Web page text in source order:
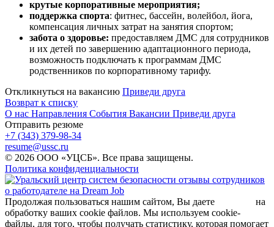
крутые корпоративные мероприятия;
поддержка спорта: фитнес, бассейн, волейбол, йога,
компенсация личных затрат на занятия спортом;
забота о здоровье: предоставляем ДМС для сотрудников
и их детей по завершению адаптационного периода,
возможность подключать к программам ДМС
родственников по корпоративному тарифу.
Откликнуться на вакансию Приведи друга
Возврат к списку
О нас Направления События Вакансии Приведи друга
Отправить резюме
+7 (343) 379-98-34
resume@ussc.ru
© 2026 ООО «УЦСБ». Все права защищены.
Политика конфиденциальности
Продолжая пользоваться нашим сайтом, Вы даете
на
обработку ваших cookie файлов. Мы используем cookie-
файлы, для того, чтобы получать статистику, которая помогает